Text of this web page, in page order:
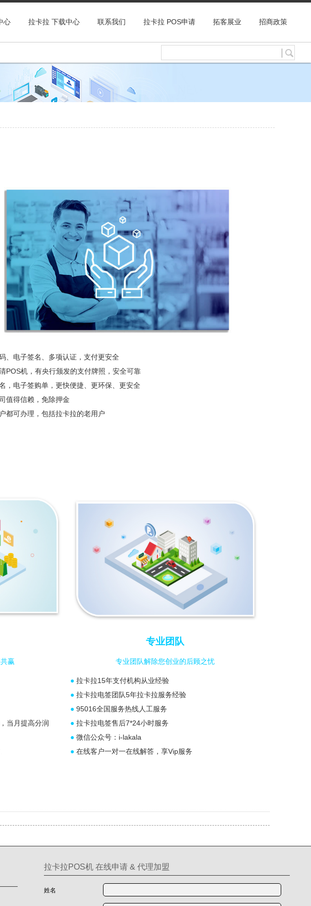
心 拉卡拉 下载中心 联系我们 拉卡拉 POS申请 拓客展业 招商政策
、电子签名、多项认证，支付更安全
POS机，有央行颁发的支付牌照，安全可靠
，电子签购单，更快便捷、更环保、更安全
值得信赖，免除押金
都可办理，包括拉卡拉的老用户
赢
当月提高分润
专业团队
专业团队解除您创业的后顾之忧
●拉卡拉15年支付机构从业经验
●拉卡拉电签团队5年拉卡拉服务经验
●95016全国服务热线人工服务
●拉卡拉电签售后7*24小时服务
●微信公众号：i-lakala
● 在线客户一对一在线解答，享Vip服务
拉卡拉POS机 在线申请 & 代理加盟
姓名